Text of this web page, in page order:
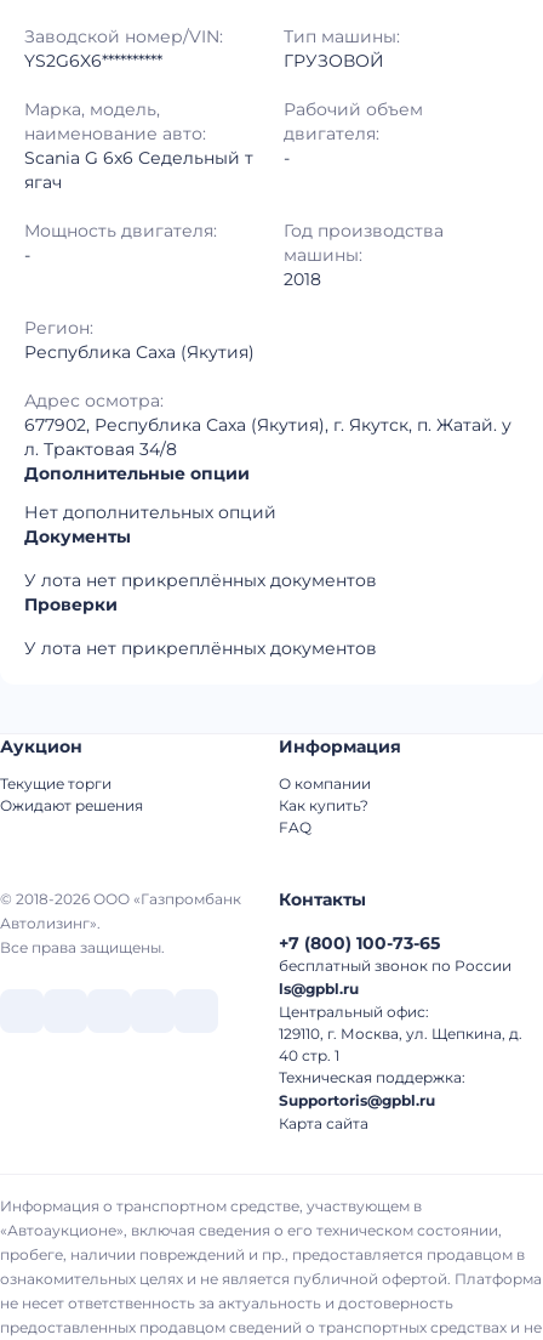
Тип аукциона: Открытые торги
Шаг торгов: 50 000 ₽
Кол-во ставок:
Регион: Республика Саха (Якутия)
Заводской номер/VIN:
YS2G6X6**********
Тип машины:
ГРУЗОВОЙ
Марка, модель,
наименование авто:
Scania G 6x6 Седельный т
ягач
Рабочий объем
двигателя:
-
Мощность двигателя:
-
Год производства
машины:
2018
Регион:
Республика Саха (Якутия)
Адрес осмотра:
677902, Республика Саха (Якутия), г. Якутск, п. Жатай. у
л. Трактовая 34/8
Дополнительные опции
Нет дополнительных опций
Документы
У лота нет прикреплённых документов
Проверки
У лота нет прикреплённых документов
© 2018-2026 ООО «Газпромбанк
Автолизинг».
Все права защищены.
Аукцион
Текущие торги
Ожидают решения
Информация
О компании
Как купить?
FAQ
Контакты
+7 (800) 100-73-65
бесплатный звонок по России
ls@gpbl.ru
Центральный офис:
129110, г. Москва, ул. Щепкина, д.
40 стр. 1
Техническая поддержка:
Supportoris@gpbl.ru
Карта сайта
Информация о транспортном средстве, участвующем в
«Автоаукционе», включая сведения о его техническом состоянии,
пробеге, наличии повреждений и пр., предоставляется продавцом в
ознакомительных целях и не является публичной офертой. Платформа
не несет ответственность за актуальность и достоверность
предоставленных продавцом сведений о транспортных средствах и не